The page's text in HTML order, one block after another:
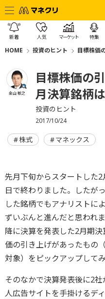
新着 人気 マーケット 特集
HOME 投資のヒント 目標株価
金山 敏之
目標株価の
月決算銘柄は
投資のヒント
2017/10/24
株式 マネックス
先月下旬からスタートした
日で終わりました。したが
した銘柄でもアナリストに
ずいぶんと進んだと思われ
降に決算を発表した2月期
価の引き上げがあったもの
対象）をピックアップしてみ
そのなかで決算発表後に2
人広告サイトを手掛けるデ